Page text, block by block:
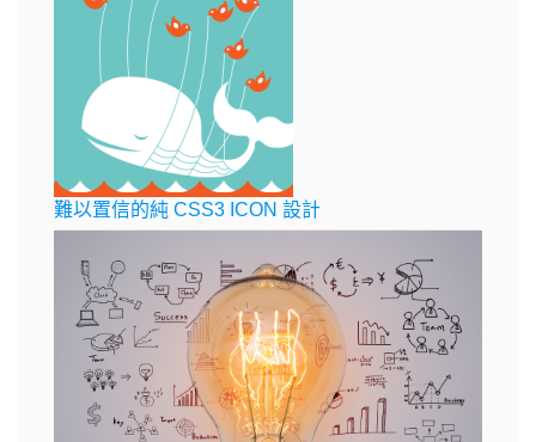
難以置信的純 CSS3 ICON 設計